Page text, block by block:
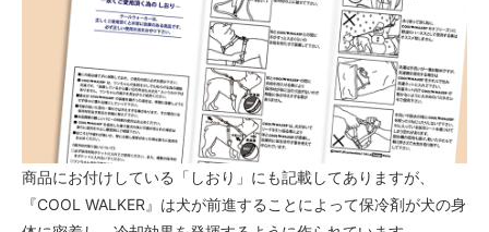
商品にお付けしている「しおり」にも記載してありますが、
『COOL WALKER』は犬が前進することによって保冷剤が犬の身